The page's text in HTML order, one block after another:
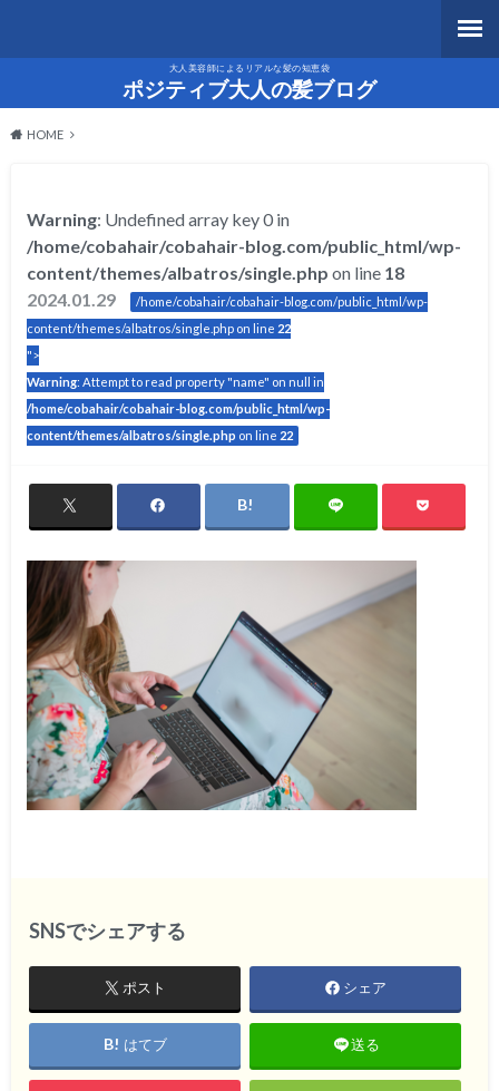
大人美容師によるリアルな髪の知恵袋
ポジティブ大人の髪ブログ
HOME
Warning: Undefined array key 0 in
/home/cobahair/cobahair-blog.com/public_html/wp-
content/themes/albatros/single.php on line 18
2024.01.29
/home/cobahair/cobahair-blog.com/public_html/wp-
content/themes/albatros/single.php on line 22
">
Warning: Attempt to read property "name" on null in
/home/cobahair/cobahair-blog.com/public_html/wp-
content/themes/albatros/single.php on line 22
SNSでシェアする
ポスト シェア
はてブ 送る